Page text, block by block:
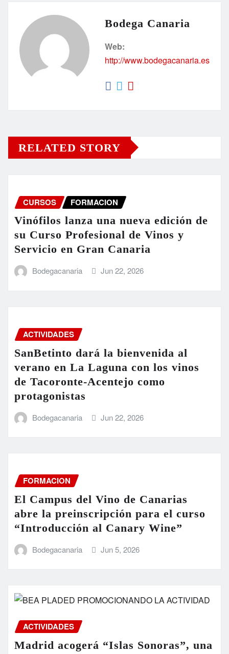
Bodega Canaria
Web:
http://www.bodegacanaria.es
RELATED STORY
CURSOS FORMACION
Vinófilos lanza una nueva edición de
su Curso Profesional de Vinos y
Servicio en Gran Canaria
Bodegacanaria Jun 22, 2026
ACTIVIDADES
SanBetinto dará la bienvenida al
verano en La Laguna con los vinos
de Tacoronte-Acentejo como
protagonistas
Bodegacanaria Jun 22, 2026
FORMACION
El Campus del Vino de Canarias
abre la preinscripción para el curso
“Introducción al Canary Wine”
Bodegacanaria Jun 5, 2026
ACTIVIDADES
Madrid acogerá “Islas Sonoras”, una